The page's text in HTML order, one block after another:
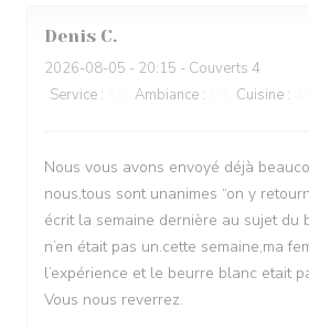
Denis C
2026-08-05 - 20:15 - Couverts 4
Service : Ambiance : Cuisine :
Nous vous avons envoyé déjà
nous,tous sont unanimes “on y
écrit la semaine dernière au sujet du
n’en était pas un.cette semaine,ma
l’expérience et le beurre blanc etait
Vous nous reverrez.